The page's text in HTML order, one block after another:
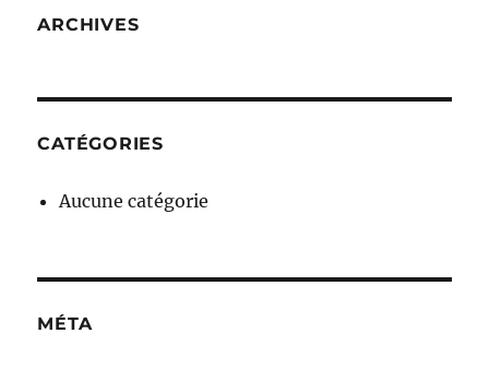
ARCHIVES
CATÉGORIES
Aucune catégorie
MÉTA